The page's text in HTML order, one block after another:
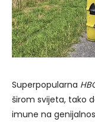
Superpopularna
širom svijeta, tako
imune na